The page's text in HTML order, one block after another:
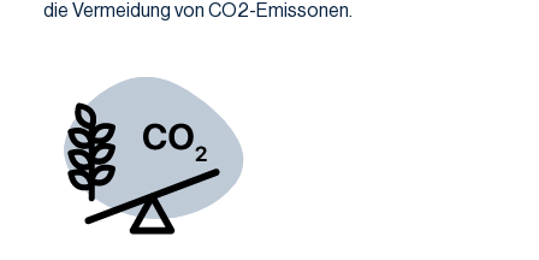
die Vermeidung von CO2-Emissonen.